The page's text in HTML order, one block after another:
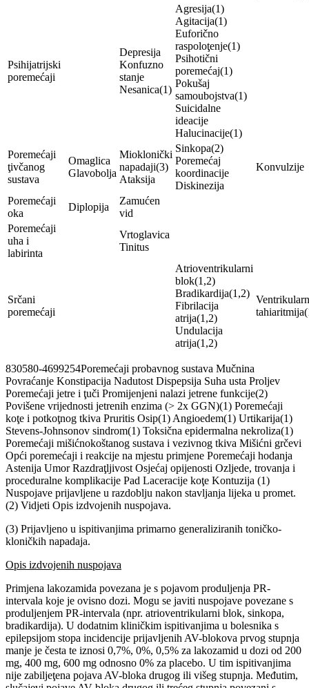
Psihijatrijski
poremećaji
Depresija
Konfuzno
stanje
Nesanica(1)
Agresija(1)
Agitacija(1)
Euforično
raspoloţenje(1)
Psihotični
poremećaj(1)
Pokušaj
samoubojstva(1)
Suicidalne
ideacije
Halucinacije(1)
Poremećaji
ţivčanog
sustava
Omaglica
Glavobolja
Mioklonički
napadaji(3)
Ataksija
Sinkopa(2)
Poremećaj
koordinacije
Diskinezija
Konvulzije
Poremećaji
oka
Diplopija
Zamućen
vid
Poremećaji
uha i
labirinta
Vrtoglavica
Tinitus
Srčani
poremećaji
Atrioventrikularni
blok(1,2)
Bradikardija(1,2)
Fibrilacija
atrija(1,2)
Undulacija
atrija(1,2)
830580-4699254Poremećaji probavnog sustava Mučnina
Povraćanje Konstipacija Nadutost Dispepsija Suha usta Proljev
Poremećaji jetre i ţuči Promijenjeni nalazi jetrene funkcije(2)
Povišene vrijednosti jetrenih enzima (> 2x GGN)(1) Poremećaji
koţe i potkoţnog tkiva Pruritis Osip(1) Angioedem(1) Urtikarija(1)
Stevens-Johnsonov sindrom(1) Toksična epidermalna nekroliza(1)
Poremećaji mišićnokoštanog sustava i vezivnog tkiva Mišićni grčevi
Opći poremećaji i reakcije na mjestu primjene Poremećaji hodanja
Astenija Umor Razdraţljivost Osjećaj opijenosti Ozljede, trovanja i
proceduralne komplikacije Pad Laceracije koţe Kontuzija (1)
Nuspojave prijavljene u razdoblju nakon stavljanja lijeka u promet.
(2) Vidjeti Opis izdvojenih nuspojava.
(3) Prijavljeno u ispitivanjima primarno generaliziranih toničko-
kloničkih napadaja.
Opis izdvojenih nuspojava
Primjena lakozamida povezana je s pojavom produljenja PR-
intervala koje je ovisno dozi. Mogu se javiti nuspojave povezane s
produljenjem PR-intervala (npr. atrioventrikularni blok, sinkopa,
bradikardija). U dodatnim kliničkim ispitivanjima u bolesnika s
epilepsijom stopa incidencije prijavljenih AV-blokova prvog stupnja
manje je česta te iznosi 0,7%, 0%, 0,5% za lakozamid u dozi od 200
mg, 400 mg, 600 mg odnosno 0% za placebo. U tim ispitivanjima
nije zabiljeţena pojava AV-bloka drugog ili višeg stupnja. Međutim,